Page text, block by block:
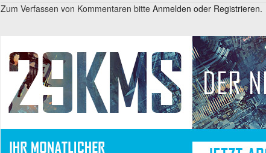
Zum Verfassen von Kommentaren bitte Anmelden oder Registrieren.